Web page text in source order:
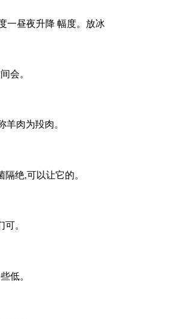
一昼夜升降 幅度。放冰
会。
肉为羖肉。
绝,可以让它的。
。
低。